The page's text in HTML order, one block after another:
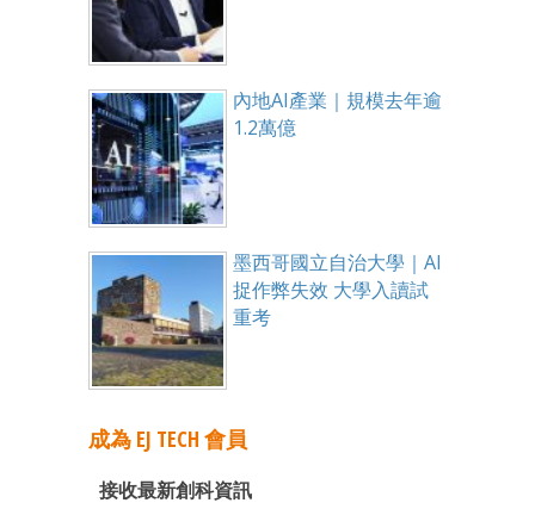
內地AI產業｜規模去年逾
1.2萬億
墨西哥國立自治大學｜AI
捉作弊失效 大學入讀試
重考
成為 EJ TECH 會員
接收最新創科資訊